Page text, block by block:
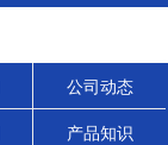
公司动态
产品知识